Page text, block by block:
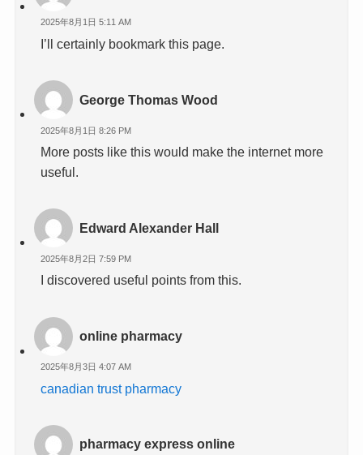
2025年8月1日 5:11 AM
I’ll certainly bookmark this page.
George Thomas Wood
2025年8月1日 8:26 PM
More posts like this would make the internet more
useful.
Edward Alexander Hall
2025年8月2日 7:59 PM
I discovered useful points from this.
online pharmacy
2025年8月3日 4:07 AM
canadian trust pharmacy
pharmacy express online